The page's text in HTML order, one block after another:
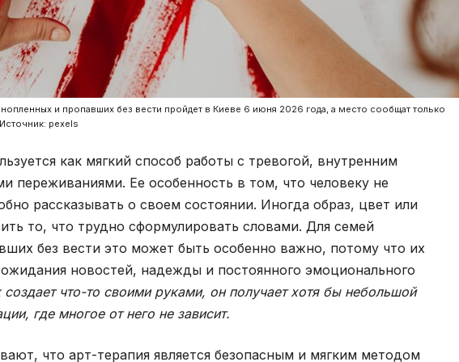
и пропавших без вести пройдет в Киеве 6 июня 2026 года, а место сообщат только
pexels
как мягкий способ работы с тревогой, внутренним
переживаниями. Ее особенность в том, что человеку не
рассказывать о своем состоянии. Иногда образ, цвет или
то, что трудно сформулировать словами. Для семей
без вести это может быть особенно важно, потому что их
новостей, надежды и постоянного эмоционального
создает что-то своими руками, он получает хотя бы небольшой
где многое от него не зависит.
что арт-терапия является безопасным и мягким методом